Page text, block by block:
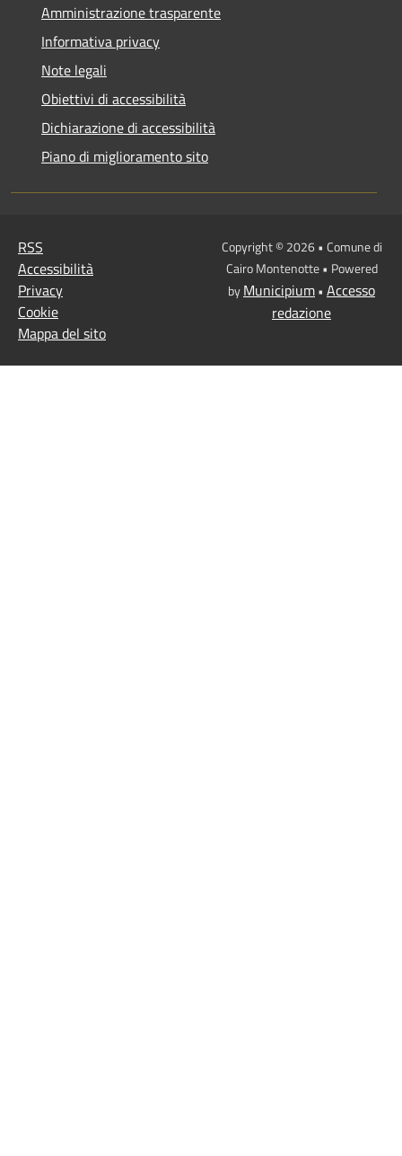
Amministrazione trasparente
Informativa privacy
Note legali
Obiettivi di accessibilità
Dichiarazione di accessibilità
Piano di miglioramento sito
RSS
Accessibilità
Privacy
Cookie
Mappa del sito
Copyright © 2026 • Comune di
Cairo Montenotte • Powered
byMunicipium• Accesso
redazione